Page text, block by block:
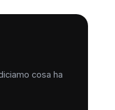
cosa ha